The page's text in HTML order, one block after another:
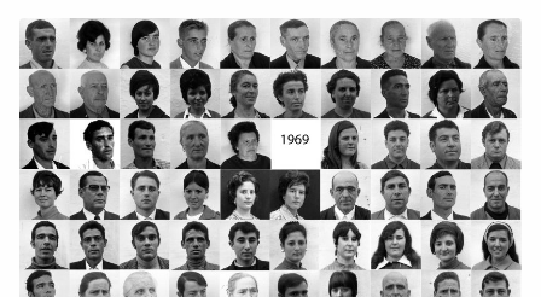
Mi Cuenta
El Tiempo
Actualidad
Comunidad